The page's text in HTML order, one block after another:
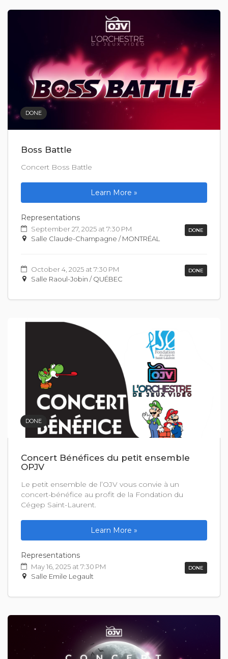
DONE
Boss Battle
Concert Boss Battle
Learn More »
Representations
September 27, 2025 at 7:30 PM DONE
Salle Claude-Champagne / MONTRÉAL
October 4, 2025 at 7:30 PM DONE
Salle Raoul-Jobin / QUÉBEC
DONE
Concert Bénéfices du petit ensemble
OPJV
Le petit ensemble de l’OJV vous convie à un
concert-bénéfice au profit de la Fondation du
Cégep Saint-Laurent.
Learn More »
Representations
May 16, 2025 at 7:30 PM DONE
Salle Emile Legault